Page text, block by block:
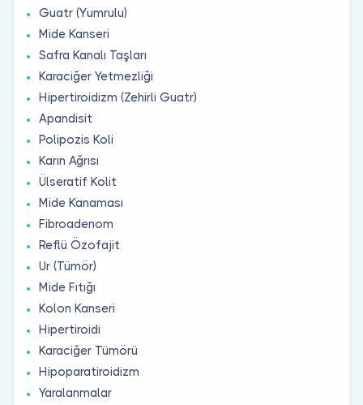
Guatr (Yumrulu)
Mide Kanseri
Safra Kanalı Taşları
Karaciğer Yetmezliği
Hipertiroidizm (Zehirli Guatr)
Apandisit
Polipozis Koli
Karın Ağrısı
Ülseratif Kolit
Mide Kanaması
Fibroadenom
Reflü Özofajit
Ur (Tümör)
Mide Fıtığı
Kolon Kanseri
Hipertiroidi
Karaciğer Tümörü
Hipoparatiroidizm
Yaralanmalar